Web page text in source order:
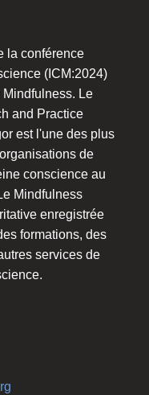
la conférence
(ICM:2024)
Le
and Practice
est l'une des plus
de
conscience au
Mindfulness
enregistrée
formations, des
services de